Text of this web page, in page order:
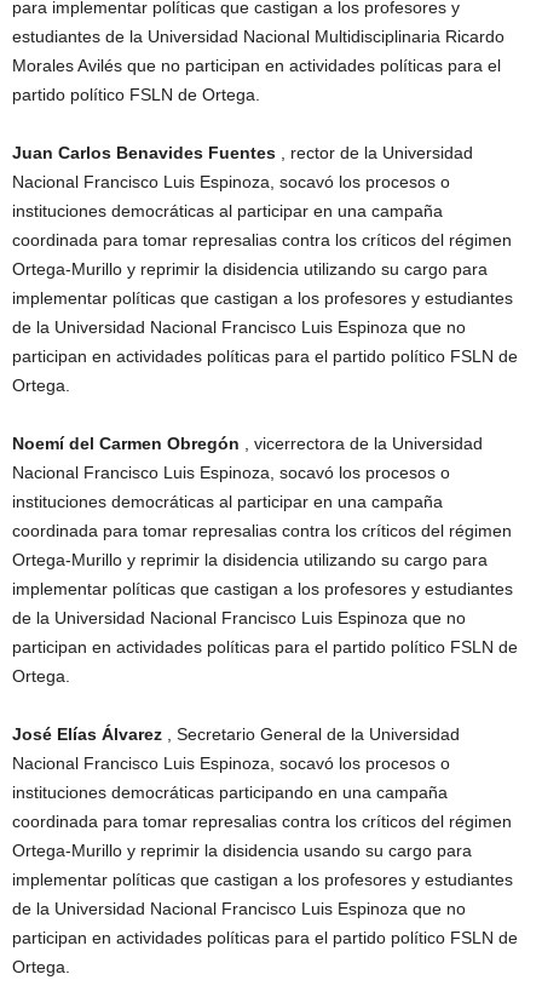
para implementar políticas que castigan a los profesores y
estudiantes de la Universidad Nacional Multidisciplinaria Ricardo
Morales Avilés que no participan en actividades políticas para el
partido político FSLN de Ortega.
Juan Carlos Benavides Fuentes , rector de la Universidad
Nacional Francisco Luis Espinoza, socavó los procesos o
instituciones democráticas al participar en una campaña
coordinada para tomar represalias contra los críticos del régimen
Ortega-Murillo y reprimir la disidencia utilizando su cargo para
implementar políticas que castigan a los profesores y estudiantes
de la Universidad Nacional Francisco Luis Espinoza que no
participan en actividades políticas para el partido político FSLN de
Ortega.
Noemí del Carmen Obregón , vicerrectora de la Universidad
Nacional Francisco Luis Espinoza, socavó los procesos o
instituciones democráticas al participar en una campaña
coordinada para tomar represalias contra los críticos del régimen
Ortega-Murillo y reprimir la disidencia utilizando su cargo para
implementar políticas que castigan a los profesores y estudiantes
de la Universidad Nacional Francisco Luis Espinoza que no
participan en actividades políticas para el partido político FSLN de
Ortega.
José Elías Álvarez , Secretario General de la Universidad
Nacional Francisco Luis Espinoza, socavó los procesos o
instituciones democráticas participando en una campaña
coordinada para tomar represalias contra los críticos del régimen
Ortega-Murillo y reprimir la disidencia usando su cargo para
implementar políticas que castigan a los profesores y estudiantes
de la Universidad Nacional Francisco Luis Espinoza que no
participan en actividades políticas para el partido político FSLN de
Ortega.